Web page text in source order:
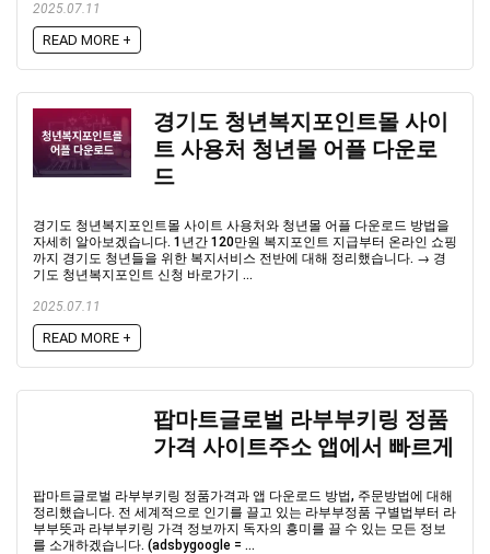
2025.07.11
READ MORE +
경기도 청년복지포인트몰 사이
트 사용처 청년몰 어플 다운로
드
경기도 청년복지포인트몰 사이트 사용처와 청년몰 어플 다운로드 방법을
자세히 알아보겠습니다. 1년간 120만원 복지포인트 지급부터 온라인 쇼핑
까지 경기도 청년들을 위한 복지서비스 전반에 대해 정리했습니다. → 경
기도 청년복지포인트 신청 바로가기 ...
2025.07.11
READ MORE +
팝마트글로벌 라부부키링 정품
가격 사이트주소 앱에서 빠르게
팝마트글로벌 라부부키링 정품가격과 앱 다운로드 방법, 주문방법에 대해
정리했습니다. 전 세계적으로 인기를 끌고 있는 라부부정품 구별법부터 라
부부뜻과 라부부키링 가격 정보까지 독자의 흥미를 끌 수 있는 모든 정보
를 소개하겠습니다. (adsbygoogle = ...